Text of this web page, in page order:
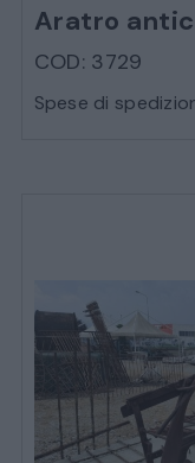
Aratro
COD: 3729
Spese di